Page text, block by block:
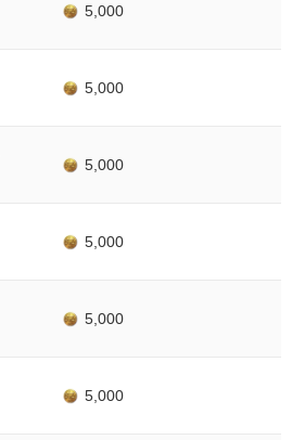
5,000
5,000
5,000
5,000
5,000
5,000